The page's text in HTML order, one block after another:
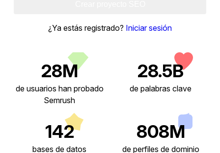
¿Ya estás registrado? Iniciar sesión
28M
de usuarios han probado
Semrush
28.5B
de palabras clave
142
bases de datos
808M
de perfiles de dominio